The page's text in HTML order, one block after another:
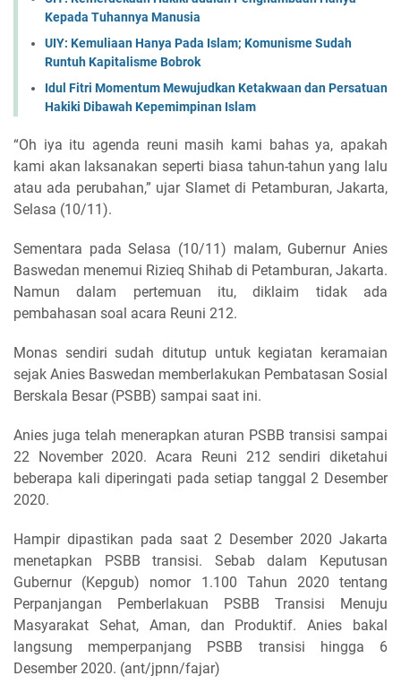
Kepada Tuhannya Manusia
UIY: Kemuliaan Hanya Pada Islam; Komunisme Sudah
Runtuh Kapitalisme Bobrok
Idul Fitri Momentum Mewujudkan Ketakwaan dan Persatuan
Hakiki Dibawah Kepemimpinan Islam
“Oh iya itu agenda reuni masih kami bahas ya, apakah
kami akan laksanakan seperti biasa tahun-tahun yang lalu
atau ada perubahan,” ujar Slamet di Petamburan, Jakarta,
Selasa (10/11).
Sementara pada Selasa (10/11) malam, Gubernur Anies
Baswedan menemui Rizieq Shihab di Petamburan, Jakarta.
Namun dalam pertemuan itu, diklaim tidak ada
pembahasan soal acara Reuni 212.
Monas sendiri sudah ditutup untuk kegiatan keramaian
sejak Anies Baswedan memberlakukan Pembatasan Sosial
Berskala Besar (PSBB) sampai saat ini.
Anies juga telah menerapkan aturan PSBB transisi sampai
22 November 2020. Acara Reuni 212 sendiri diketahui
beberapa kali diperingati pada setiap tanggal 2 Desember
2020.
Hampir dipastikan pada saat 2 Desember 2020 Jakarta
menetapkan PSBB transisi. Sebab dalam Keputusan
Gubernur (Kepgub) nomor 1.100 Tahun 2020 tentang
Perpanjangan Pemberlakuan PSBB Transisi Menuju
Masyarakat Sehat, Aman, dan Produktif. Anies bakal
langsung memperpanjang PSBB transisi hingga 6
Desember 2020. (ant/jpnn/fajar)